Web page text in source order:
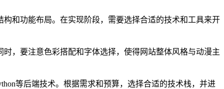
和功能布局。在实现阶段，需要选择合适的技术和工具来开
，要注意色彩搭配和字体选择，使得网站整体风格与动漫主
等后端技术。根据需求和预算，选择合适的技术栈，并进